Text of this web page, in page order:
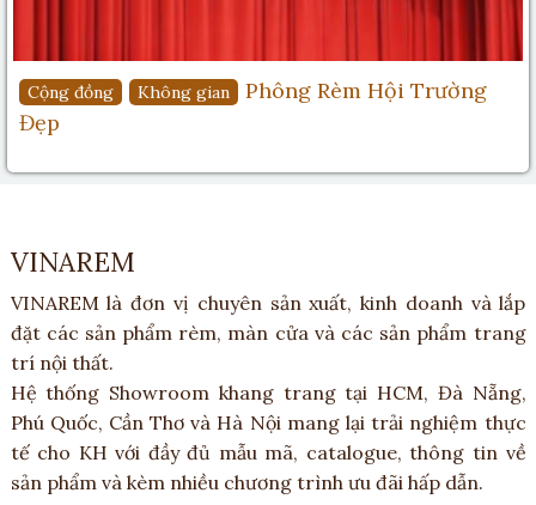
Cộng đồng Không gian
Phông Rèm Hội Trường
Đẹp
VINAREM
VINAREM là đơn vị chuyên sản xuất, kinh doanh và lắp
đặt các sản phẩm rèm, màn cửa và các sản phẩm trang
trí nội thất.
Hệ thống Showroom khang trang tại HCM, Đà Nẵng,
Phú Quốc, Cần Thơ và Hà Nội mang lại trải nghiệm thực
tế cho KH với đầy đủ mẫu mã, catalogue, thông tin về
sản phẩm và kèm nhiều chương trình ưu đãi hấp dẫn.